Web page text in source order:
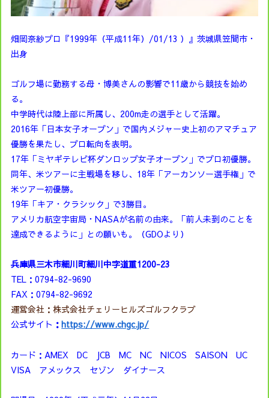
畑岡奈紗プロ『1999年（平成11年）/01/13 ）』茨城県笠間市・
出身
ゴルフ場に勤務する母・博美さんの影響で11歳から競技を始め
る。
中学時代は陸上部に所属し、200m走の選手として活躍。
2016年「日本女子オープン」で国内メジャー史上初のアマチュア
優勝を果たし、プロ転向を表明。
17年「ミヤギテレビ杯ダンロップ女子オープン」でプロ初優勝。
同年、米ツアーに主戦場を移し、18年「アーカンソー選手権」で
米ツアー初優勝。
19年「キア・クラシック」で3勝目。
アメリカ航空宇宙局・NASAが名前の由来。「前人未到のことを
達成できるように」との願いも。（GDOより）
兵庫県三木市細川町細川中字道重1200-23
TEL：0794-82-9690
FAX：0794-82-9692
運営会社：株式会社チェリーヒルズゴルフクラブ
公式サイト ：https://www.chgc.jp/
カード：AMEX DC JCB MC NC NICOS SAISON UC
VISA アメックス セゾン ダイナース